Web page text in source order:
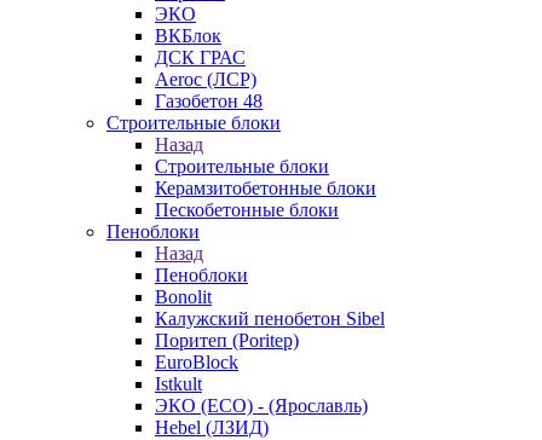
ЭКО
ВКБлок
ДСК ГРАС
Aeroc (ЛСР)
Газобетон 48
Строительные блоки
Назад
Строительные блоки
Керамзитобетонные блоки
Пескобетонные блоки
Пеноблоки
Назад
Пеноблоки
Bonolit
Калужский пенобетон Sibel
Поритеп (Poritep)
EuroBlock
Istkult
ЭКО (ECO) - (Ярославль)
Hebel (ЛЗИД)